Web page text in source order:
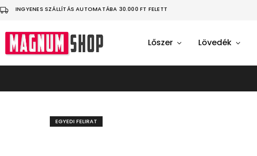
INGYENES SZÁLLÍTÁS AUTOMATÁBA 30.000 FT FELETT
MagnumShop
Üdvözlünk
a
sportlövő
webáruházunkban!
Lőszer Lövedék
EGYEDI FELIRAT